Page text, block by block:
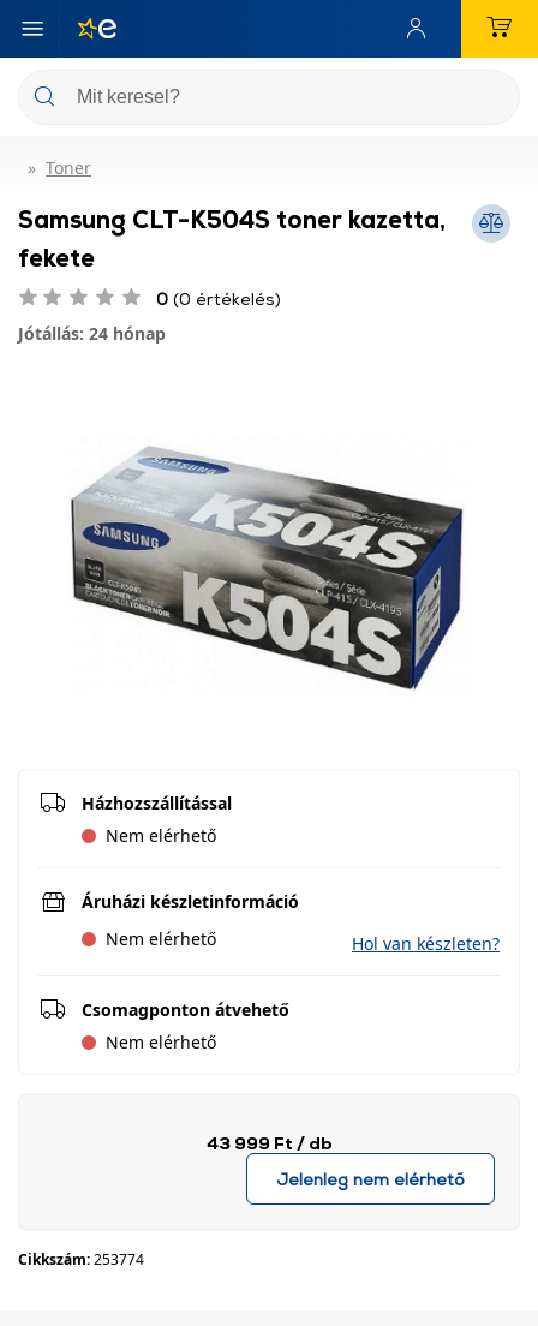
Toner
Samsung CLT-K504S toner kazetta,
fekete
0 (0 értékelés)
Jótállás: 24 hónap
Házhozszállítással
Nem elérhető
Áruházi készletinformáció
Nem elérhető
Hol van készleten?
Csomagponton átvehető
Nem elérhető
43 999 Ft / db
Jelenleg nem elérhető
Cikkszám:253774